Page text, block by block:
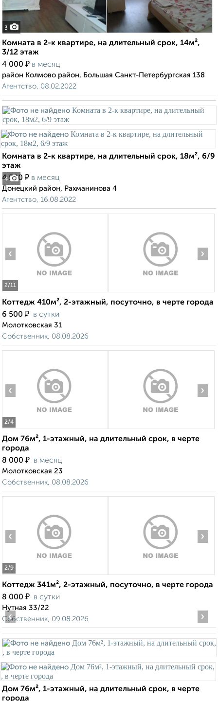
3
Комната в 2-к квартире, на длительный срок, 14м²,
3/12 этаж
4 000 ₽ в месяц
район Колмово район, Большая Санкт-Петербургская 138
Агентство, 08.02.2022
4
Комната в 2-к квартире, на длительный срок, 18м², 6/9
этаж
4 500 ₽ в месяц
Донецкий район, Рахманинова 4
Агентство, 16.08.2022
2/11
‹ ›
Коттедж 410м², 2-этажный, посуточно, в черте города
6 500 ₽ в сутки
Молотковская 31
Собственник, 08.08.2026
2/4
‹ ›
Дом 76м², 1-этажный, на длительный срок, в черте
города
8 000 ₽ в месяц
Молотковская 23
Собственник, 08.08.2026
2/9
‹ ›
Коттедж 341м², 2-этажный, посуточно, в черте города
8 000 ₽ в сутки
Нутная 33/22
Собственник, 09.08.2026
‹ ›
Дом 76м², 1-этажный, на длительный срок, в черте
города